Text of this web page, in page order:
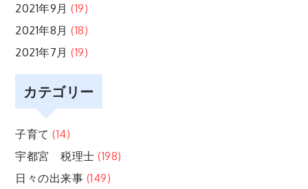
2021年9月 (19)
2021年8月 (18)
2021年7月 (19)
カテゴリー
子育て (14)
宇都宮 税理士 (198)
日々の出来事 (149)